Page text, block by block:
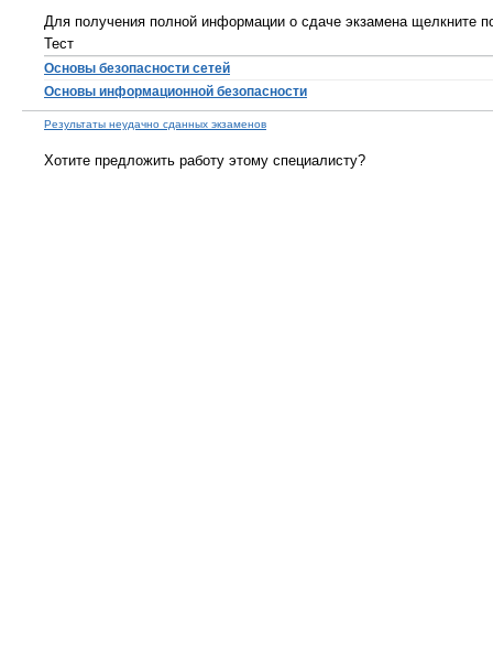
Для получения полной информации о сдаче экзамена щелкните
Тест
Основы безопасности сетей
Основы информационной безопасности
Результаты неудачно сданных экзаменов
Хотите предложить работу этому специалисту?